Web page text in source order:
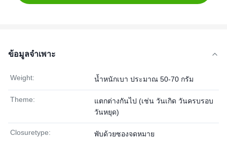
ข้อมูลจำเพาะ
Weight: น้ำหนักเบา ประมาณ 50-70 กรัม
Theme:
แตกต่างกันไป (เช่น วันเกิด วันครบรอบ
วันหยุด)
Closuretype: พับด้วยซองจดหมาย